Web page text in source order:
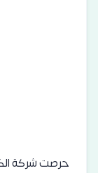
حرصت شركة